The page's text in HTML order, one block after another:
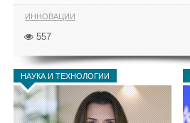
ИННОВАЦИИ
557
НАУКА И ТЕХНОЛОГИИ